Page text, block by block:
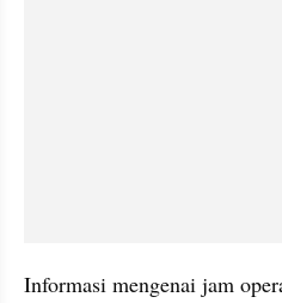
Informasi mengenai jam